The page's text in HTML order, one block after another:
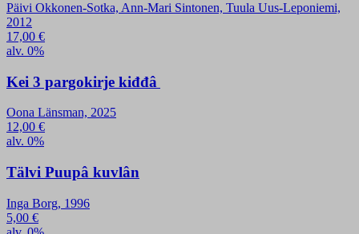
Päivi Okkonen-Sotka, Ann-Mari Sintonen, Tuula Uus-Leponiemi,
2012
17,00 €
alv. 0%
Kei 3 pargokirje kiđđâ
Oona Länsman, 2025
12,00 €
alv. 0%
Tälvi Puupâ kuvlân
Inga Borg, 1996
5,00 €